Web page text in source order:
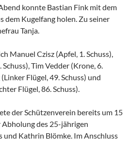
konnte Bastian Fink mit dem
dem Kugelfang holen. Zu seiner
Tanja.
Manuel Czisz (Apfel, 1. Schuss),
Tim Vedder (Krone, 6.
Flügel, 49. Schuss) und
Flügel, 86. Schuss).
der Schützenverein bereits um 15
des 25-jährigen
und Kathrin Blömke. Im Anschluss